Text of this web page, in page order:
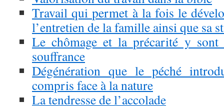
Travail qui permet à la fois le
l’entretien de la famille ainsi que sa
Le chômage et la précarité y sont
souffrance
Dégénération que le péché
compris face à la nature
La tendresse de l’accolade